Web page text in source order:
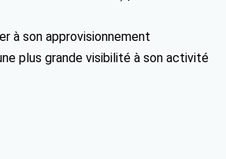
à son approvisionnement
plus grande visibilité à son activité